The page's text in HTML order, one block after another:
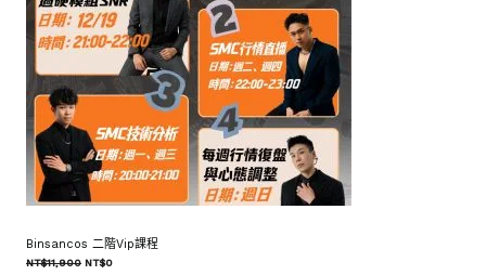
Binsancos 二階Vip課程
NT$11,900 NT$0